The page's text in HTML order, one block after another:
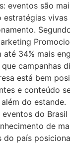
eventos são
vivas
até 34% mais
campanhas
está bem
e conteúdo
do
do Brasil
de
do país